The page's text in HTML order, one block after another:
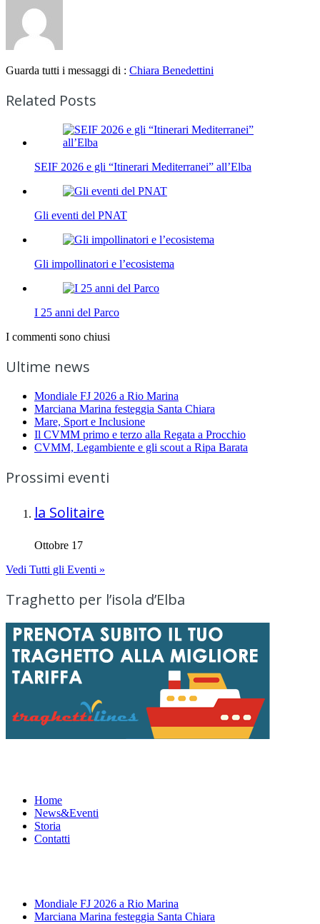
Guarda tutti i messaggi di : Chiara Benedettini
Related Posts
SEIF 2026 e gli “Itinerari Mediterranei” all’Elba
Gli eventi del PNAT
Gli impollinatori e l’ecosistema
I 25 anni del Parco
I commenti sono chiusi
Ultime news
Mondiale FJ 2026 a Rio Marina
Marciana Marina festeggia Santa Chiara
Mare, Sport e Inclusione
Il CVMM primo e terzo alla Regata a Procchio
CVMM, Legambiente e gli scout a Ripa Barata
Prossimi eventi
la Solitaire
Ottobre 17
Vedi Tutti gli Eventi »
Traghetto per l’isola d’Elba
Home
News&Eventi
Storia
Contatti
Mondiale FJ 2026 a Rio Marina
Marciana Marina festeggia Santa Chiara